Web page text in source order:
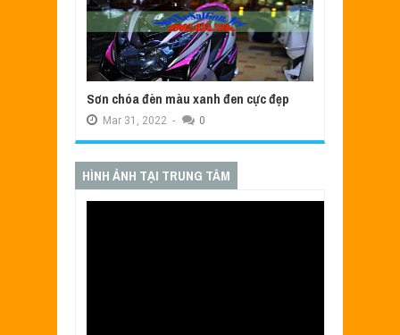
Sơn chóa đèn màu xanh đen cực đẹp
Mar 31, 2022 - 0
HÌNH ẢNH TẠI TRUNG TÂM